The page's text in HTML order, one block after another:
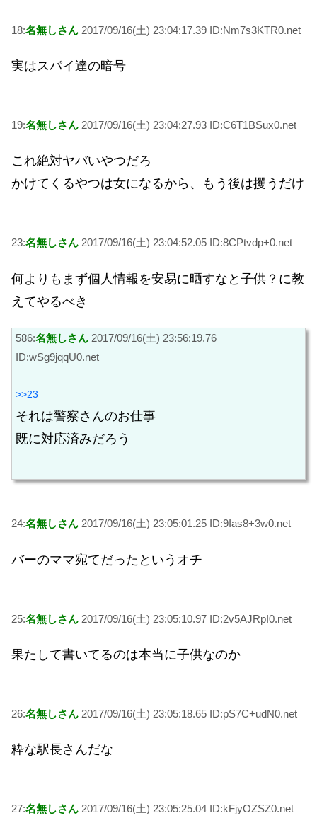
18:名無しさん 2017/09/16(土) 23:04:17.39 ID:Nm7s3KTR0.net
実はスパイ達の暗号
19:名無しさん 2017/09/16(土) 23:04:27.93 ID:C6T1BSux0.net
これ絶対ヤバいやつだろ
かけてくるやつは女になるから、もう後は攫うだけ
23:名無しさん 2017/09/16(土) 23:04:52.05 ID:8CPtvdp+0.net
何よりもまず個人情報を安易に晒すなと子供？に教
えてやるべき
586:名無しさん 2017/09/16(土) 23:56:19.76
ID:wSg9jqqU0.net
>>23
それは警察さんのお仕事
既に対応済みだろう
24:名無しさん 2017/09/16(土) 23:05:01.25 ID:9Ias8+3w0.net
バーのママ宛てだったというオチ
25:名無しさん 2017/09/16(土) 23:05:10.97 ID:2v5AJRpI0.net
果たして書いてるのは本当に子供なのか
26:名無しさん 2017/09/16(土) 23:05:18.65 ID:pS7C+udN0.net
粋な駅長さんだな
27:名無しさん 2017/09/16(土) 23:05:25.04 ID:kFjyOZSZ0.net